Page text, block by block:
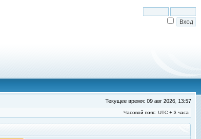
Текущее время: 09 авг 2026, 13:57
Часовой пояс: UTC + 3 часа